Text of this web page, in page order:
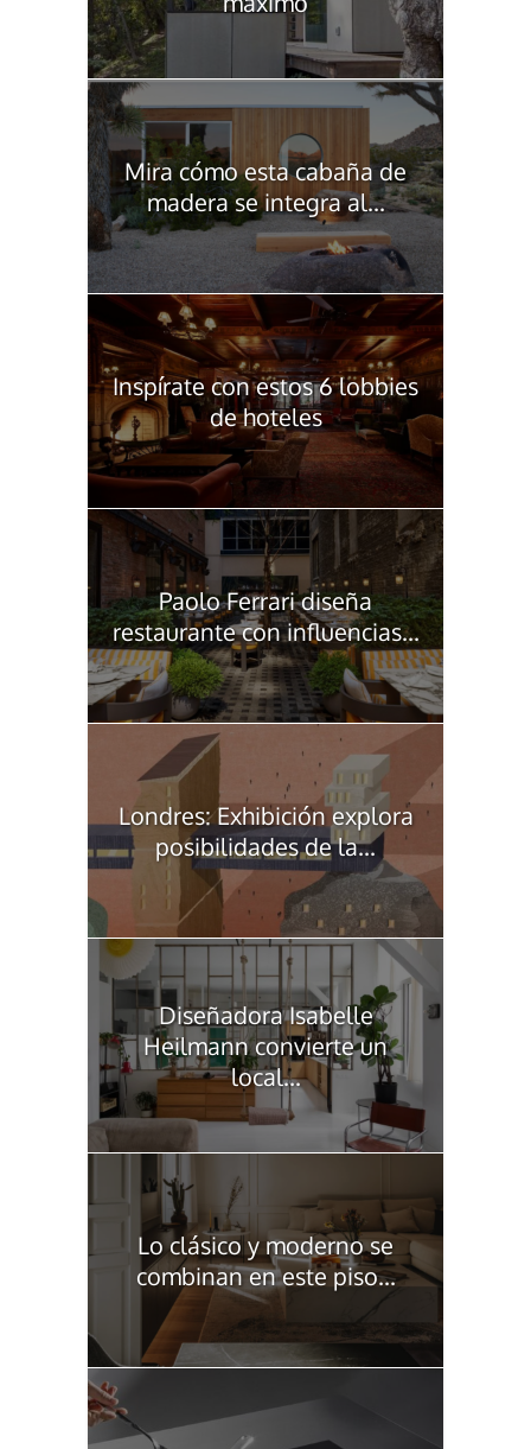
Mira cómo esta cabaña de
madera se integra al...
Inspírate con estos 6 lobbies
de hoteles
Paolo Ferrari diseña
restaurante con influencias...
Londres: Exhibición explora
posibilidades de la...
Diseñadora Isabelle
Heilmann convierte un
local...
Lo clásico y moderno se
combinan en este piso...